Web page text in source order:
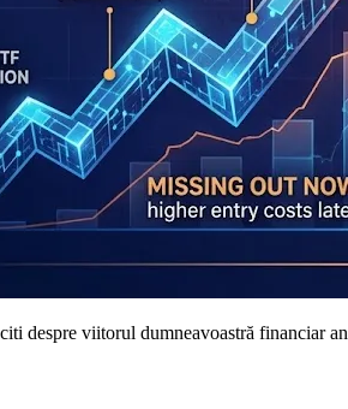
despre viitorul dumneavoastră financiar